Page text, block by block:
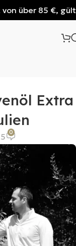
85 €, gültig
Extra
0